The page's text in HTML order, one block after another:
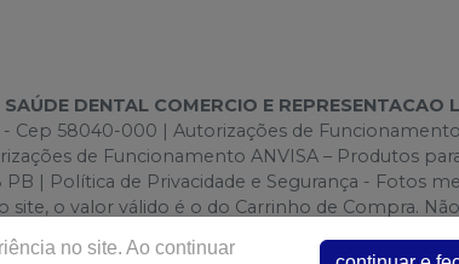
SAÚDE DENTAL COMERCIO E REPRESENTACAO
Cep 58040-000 | Autorizações de
de Funcionamento ANVISA – Produtos
| Política de Privacidade e Segurança - Fotos
site, o valor válido é o do Carrinho de Compra.
no site. Ao continuar